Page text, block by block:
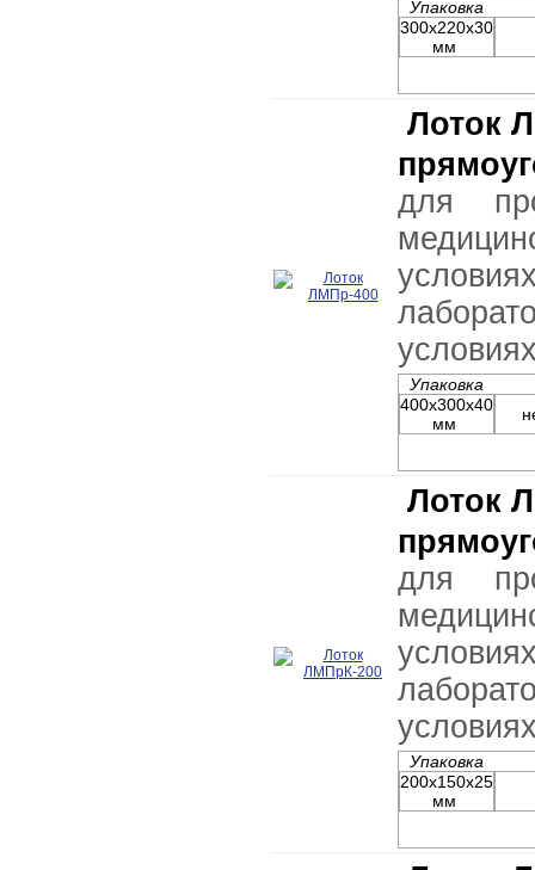
Упаковка
300х220х30
мм
Лоток
для
Упаковка
400х300х40
мм
Лоток
для
Упаковка
200х150х25
мм